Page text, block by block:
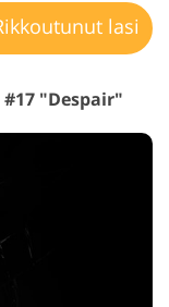
lasi
"Despair"